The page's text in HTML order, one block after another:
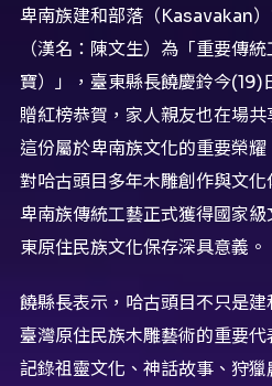
卑南族建和部落（Kasavakan
（漢名：陳文生）為「重要傳
寶）」，臺東縣長饒慶鈴今(19)
贈紅榜恭賀，家人親友也在場
這份屬於卑南族文化的重要榮
對哈古頭目多年木雕創作與文
卑南族傳統工藝正式獲得國家
東原住民族文化保存深具意義。
饒縣長表示，哈古頭目不只是
臺灣原住民族木雕藝術的重要
記錄祖靈文化、神話故事、狩